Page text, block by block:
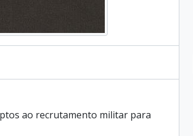
ao recrutamento militar para